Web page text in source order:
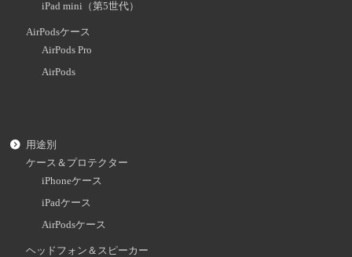
iPad mini（第5世代）
AirPodsケース
AirPods Pro
AirPods
用途別
ケース＆プロテクター
iPhoneケース
iPadケース
AirPodsケース
ヘッドフォン＆スピーカー